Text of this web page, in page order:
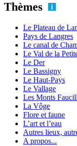
Thèmes
Le Plateau de
Pays de Langres
Le canal de
Le Val de la
Le Der
Le Bassigny
Le Haut-Pays
Le Vallage
Les Monts
La Vôge
Flore et faune
L’art et l’eau
Autres lieux,
A propos...